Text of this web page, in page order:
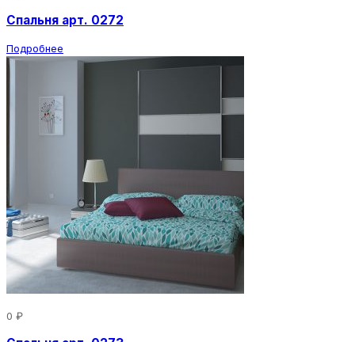
Спальня арт. 0272
Подробнее
0 ₽